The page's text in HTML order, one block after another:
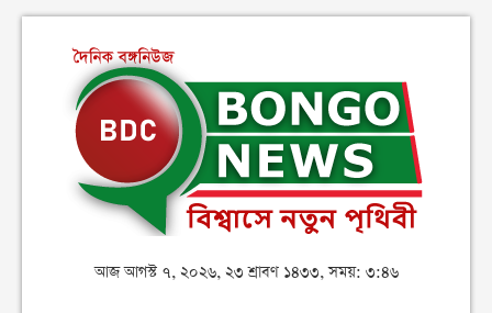
আজ আগস্ট ৭, ২০২৬, ২৩ শ্রাবণ ১৪৩৩, সময়: ৩:৪৬